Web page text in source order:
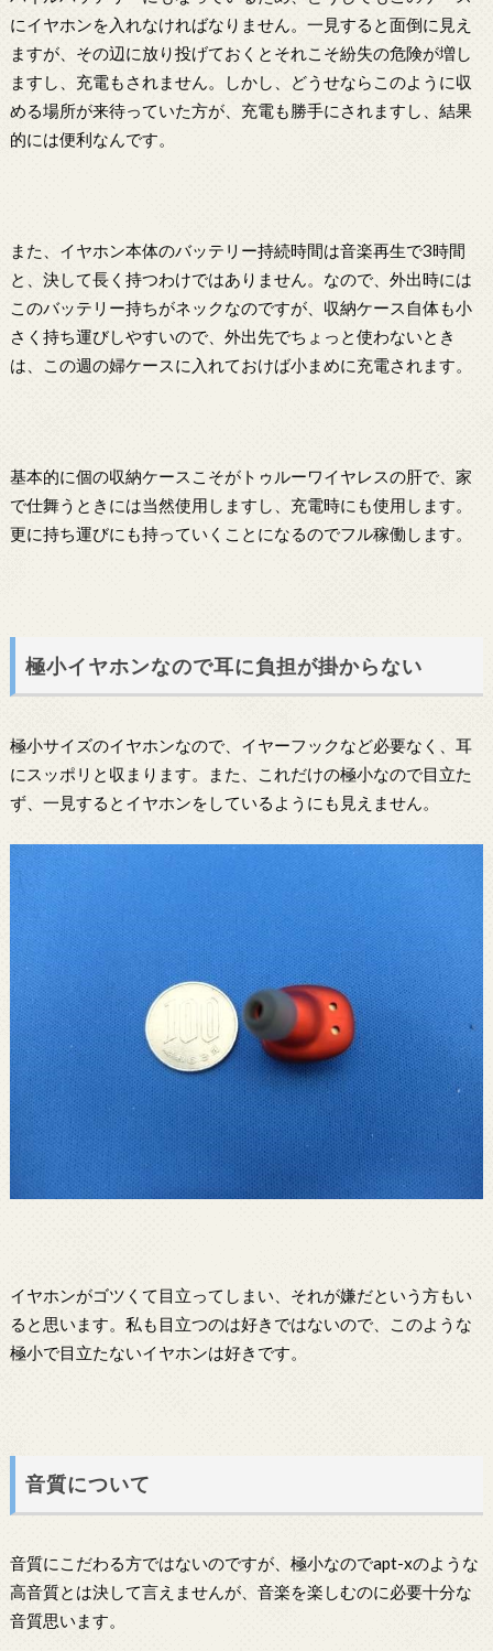
にイヤホンを入れなければなりません。一見すると面倒に見え
ますが、その辺に放り投げておくとそれこそ紛失の危険が増し
ますし、充電もされません。しかし、どうせならこのように収
める場所が来待っていた方が、充電も勝手にされますし、結果
的には便利なんです。
また、イヤホン本体のバッテリー持続時間は音楽再生で3時間
と、決して長く持つわけではありません。なので、外出時には
このバッテリー持ちがネックなのですが、収納ケース自体も小
さく持ち運びしやすいので、外出先でちょっと使わないとき
は、この週の婦ケースに入れておけば小まめに充電されます。
基本的に個の収納ケースこそがトゥルーワイヤレスの肝で、家
で仕舞うときには当然使用しますし、充電時にも使用します。
更に持ち運びにも持っていくことになるのでフル稼働します。
極小イヤホンなので耳に負担が掛からない
極小サイズのイヤホンなので、イヤーフックなど必要なく、耳
にスッポリと収まります。また、これだけの極小なので目立た
ず、一見するとイヤホンをしているようにも見えません。
イヤホンがゴツくて目立ってしまい、それが嫌だという方もい
ると思います。私も目立つのは好きではないので、このような
極小で目立たないイヤホンは好きです。
音質について
音質にこだわる方ではないのですが、極小なのでapt-xのような
高音質とは決して言えませんが、音楽を楽しむのに必要十分な
音質思います。